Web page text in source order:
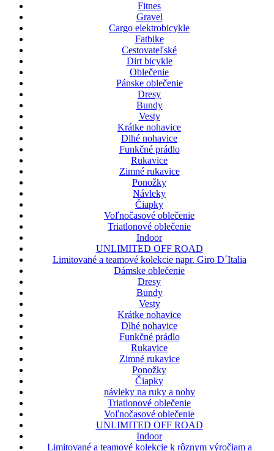
Fitnes
Gravel
Cargo elektrobicykle
Fatbike
Cestovateľské
Dirt bicykle
Oblečenie
Pánske oblečenie
Dresy
Bundy
Vesty
Krátke nohavice
Dlhé nohavice
Funkčné prádlo
Rukavice
Zimné rukavice
Ponožky
Návleky
Čiapky
Voľnočasové oblečenie
Triatlonové oblečenie
Indoor
UNLIMITED OFF ROAD
Limitované a teamové kolekcie napr. Giro D´Italia
Dámske oblečenie
Dresy
Bundy
Vesty
Krátke nohavice
Dlhé nohavice
Funkčné prádlo
Rukavice
Zimné rukavice
Ponožky
Čiapky
návleky na ruky a nohy
Triatlonové oblečenie
Voľnočasové oblečenie
UNLIMITED OFF ROAD
Indoor
Limitované a teamové kolekcie k rôznym výročiam a